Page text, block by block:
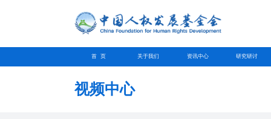
首 页 关于我们 资讯中心 研究研讨
视频中心